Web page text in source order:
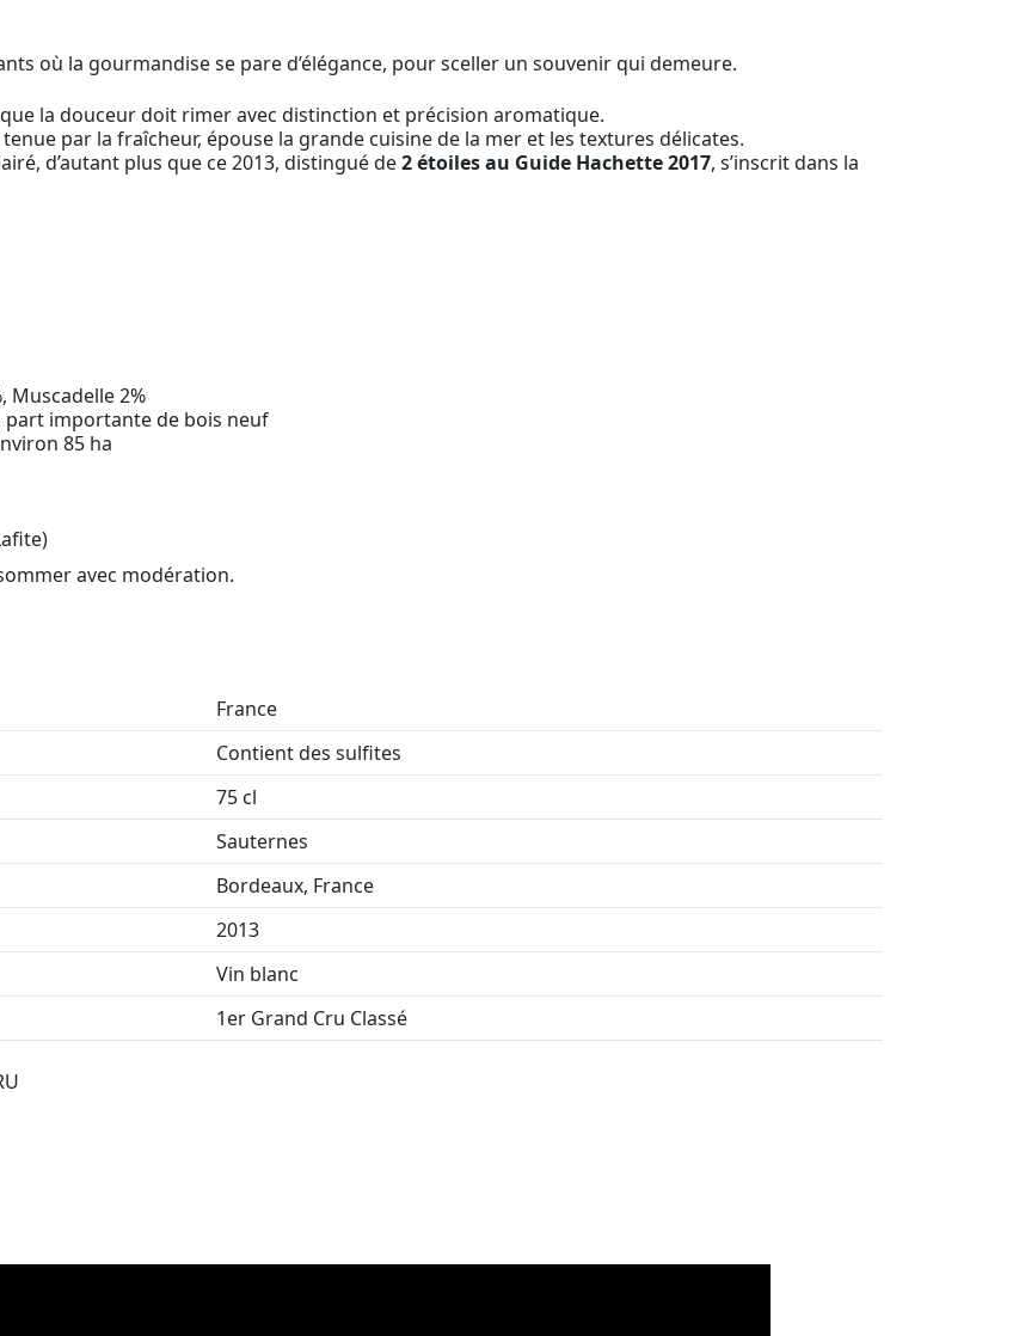
où la gourmandise se pare d’élégance, pour sceller un souvenir qui demeure.
la douceur doit rimer avec distinction et précision aromatique.
par la fraîcheur, épouse la grande cuisine de la mer et les textures délicates.
d’autant plus que ce 2013, distingué de2 étoiles au Guide Hachette 2017, s’inscrit dans la
Muscadelle 2%
part importante de bois neuf
85 ha
avec modération.
France
Contient des sulfites
75 cl
Sauternes
Bordeaux, France
2013
Vin blanc
1er Grand Cru Classé